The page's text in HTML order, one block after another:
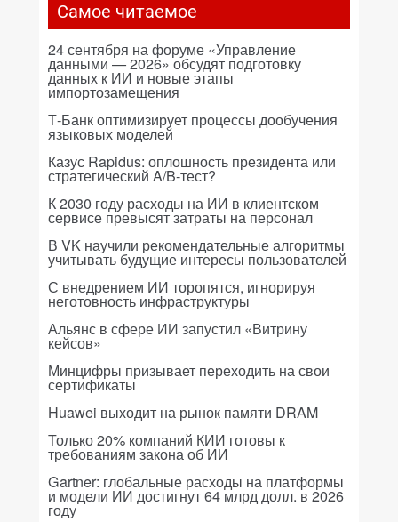
Самое читаемое
24 сентября на форуме «Управление
данными — 2026» обсудят подготовку
данных к ИИ и новые этапы
импортозамещения
Т-Банк оптимизирует процессы дообучения
языковых моделей
Казус Rapidus: оплошность президента или
стратегический A/B-тест?
К 2030 году расходы на ИИ в клиентском
сервисе превысят затраты на персонал
В VK научили рекомендательные алгоритмы
учитывать будущие интересы пользователей
С внедрением ИИ торопятся, игнорируя
неготовность инфраструктуры
Альянс в сфере ИИ запустил «Витрину
кейсов»
Минцифры призывает переходить на свои
сертификаты
Huawei выходит на рынок памяти DRAM
Только 20% компаний КИИ готовы к
требованиям закона об ИИ
Gartner: глобальные расходы на платформы
и модели ИИ достигнут 64 млрд долл. в 2026
году